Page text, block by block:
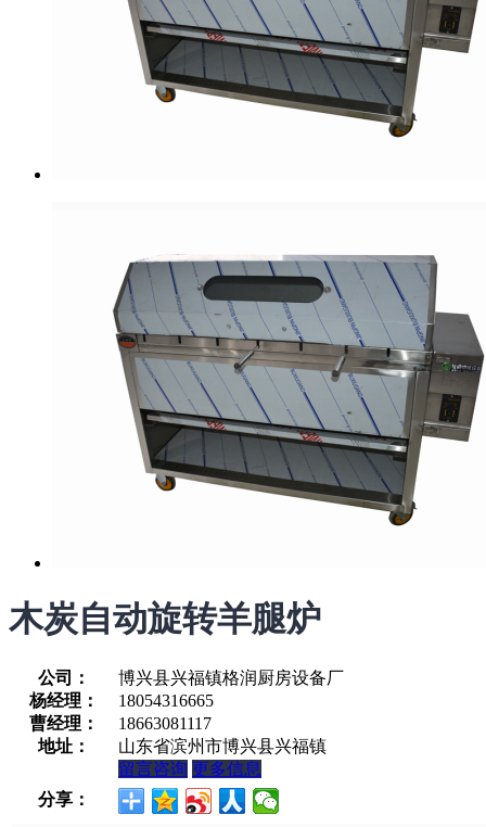
木炭自动旋转羊腿炉
公司：
博兴县兴福镇格润厨房设备厂
杨经理：
18054316665
曹经理：
18663081117
地址：
山东省滨州市博兴县兴福镇
留言咨询 更多信息
分享：